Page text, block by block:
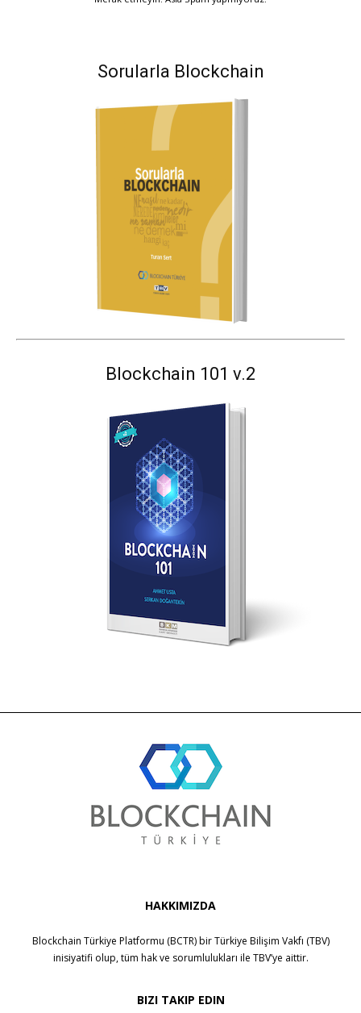
Sorularla Blockchain
Blockchain 101 v.2
HAKKIMIZDA
Blockchain Türkiye Platformu (BCTR) birTürkiye Bilişim Vakfı (TBV)
inisiyatifi olup, tüm hak ve sorumlulukları ile TBV’ye aittir.
BIZI TAKIP EDIN